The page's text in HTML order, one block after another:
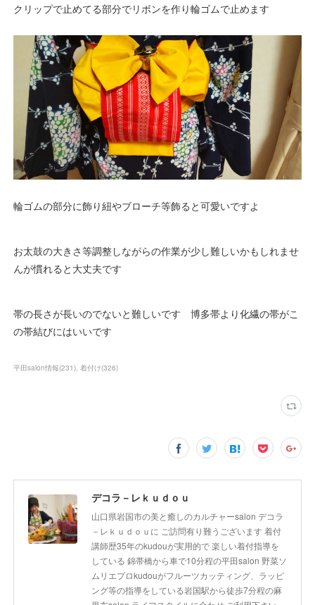
クリップで止めてる部分でリボンを作り輪ゴムで止めます
輪ゴムの部分に飾り紐やブローチ等飾ると可愛いですよ
お太鼓の大きさ等調整しながらの作業が少し難しいかもしれませ
んが慣れると大丈夫です
帯の長さが長いのでないと難しいです 博多帯より化繊の帯がこ
の帯結びにはいいです
平田salon情報(231) 着付け(326)
デコラ－レｋｕｄｏｕ
山口県岩国市の美と癒しのカルチャーsalon デコラ
－レｋｕｄｏｕに ご訪問有り難うございます 着付
講師歴35年のkudouが実用的で 楽しい着付指導を
している 錦帯橋から車で10分程の平田salon 野菜ソ
ムリエプロkudouがフルーツカッティング、ラッピ
ング等の指導をしている岩国駅から徒歩7分程の麻